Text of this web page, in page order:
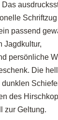
Schriftzug
passend
Jagdkultur,
persönliche
Die
des
zur Geltung.